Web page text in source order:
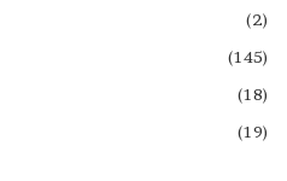
(2)
(145)
(18)
(19)